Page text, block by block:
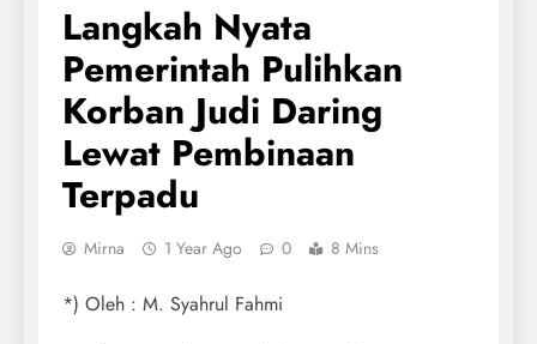
Langkah Nyata
Pemerintah Pulihkan
Korban Judi Daring
Lewat Pembinaan
Terpadu
Mirna 1 Year Ago 0 8 Mins
*) Oleh : M. Syahrul Fahmi